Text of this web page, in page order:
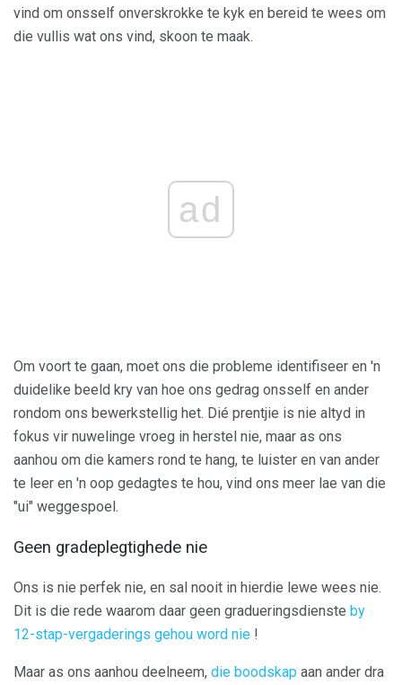
vind om onsself onverskrokke te kyk en bereid te wees om
die vullis wat ons vind, skoon te maak.
ad
Om voort te gaan, moet ons die probleme identifiseer en 'n
duidelike beeld kry van hoe ons gedrag onsself en ander
rondom ons bewerkstellig het. Dié prentjie is nie altyd in
fokus vir nuwelinge vroeg in herstel nie, maar as ons
aanhou om die kamers rond te hang, te luister en van ander
te leer en 'n oop gedagtes te hou, vind ons meer lae van die
"ui" weggespoel.
Geen gradeplegtighede nie
Ons is nie perfek nie, en sal nooit in hierdie lewe wees nie.
Dit is die rede waarom daar geen gradueringsdienste by
12-stap-vergaderings gehou word nie !
Maar as ons aanhou deelneem, die boodskap aan ander dra